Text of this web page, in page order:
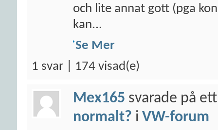
och lite annat gott (pga
kan...
Se Mer
1 svar | 174 visad(e)
Mex165 svarade på
normalt? i VW-forum